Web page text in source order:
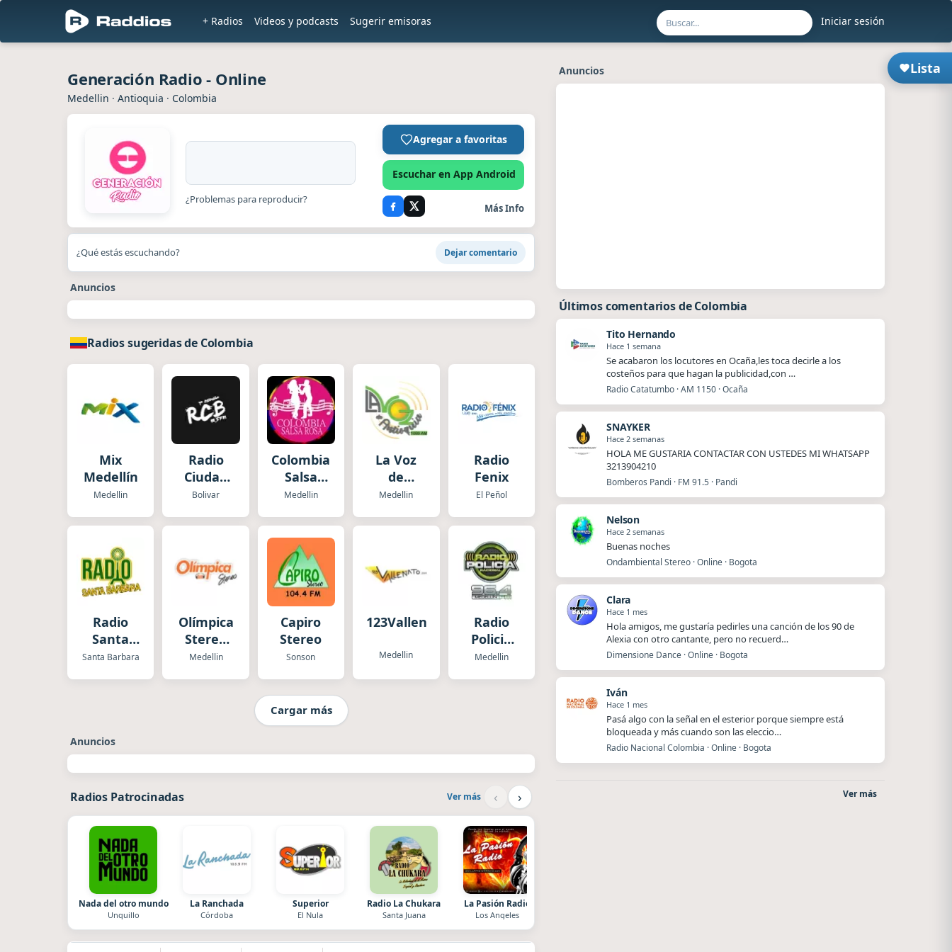
Iniciar sesión
+ Radios Videos y podcasts Sugerir emisoras
Lista
Generación Radio - Online
Medellin · Antioquia · Colombia
¿Problemas para reproducir?
Agregar a favoritas
Escuchar en App Android
Más Info
¿Qué estás escuchando? Dejar comentario
Anuncios
Radios sugeridas de Colombia
Mix
Medellín
Medellin
Radio
Ciudad
Bolivar
Bolivar
Colombia
Salsa
Rosa
Medellin
La Voz
de
Antioquia
Medellin
Radio
Fenix
El Peñol
Radio
Santa
Bárbara
Santa Barbara
Olímpica
Stereo
Medellín
Medellin
Capiro
Stereo
Sonson
123Vallenato.com
Medellin
Radio
Policia
Nacional
Medellin
Cargar más
Anuncios
Radios Patrocinadas Ver más ‹ ›
Nada del otro mundo
Unquillo
La Ranchada
Córdoba
Superior
El Nula
Radio La Chukara
Santa Juana
La Pasión Radio
Los Angeles
Anuncios
Últimos comentarios de Colombia
Tito Hernando
Hace 1 semana
Se acabaron los locutores en Ocaña,les toca decirle a los
costeños para que hagan la publicidad,con …
Radio Catatumbo · AM 1150 · Ocaña
SNAYKER
Hace 2 semanas
HOLA ME GUSTARIA CONTACTAR CON USTEDES MI WHATSAPP
3213904210
Bomberos Pandi · FM 91.5 · Pandi
Nelson
Hace 2 semanas
Buenas noches
Ondambiental Stereo · Online · Bogota
Clara
Hace 1 mes
Hola amigos, me gustaría pedirles una canción de los 90 de
Alexia con otro cantante, pero no recuerd…
Dimensione Dance · Online · Bogota
Iván
Hace 1 mes
Pasá algo con la señal en el esterior porque siempre está
bloqueada y más cuando son las eleccio…
Radio Nacional Colombia · Online · Bogota
Ver más